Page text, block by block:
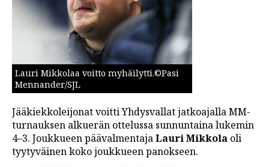
Lauri Mikkolaa voitto myhäilytti.©Pasi
Mennander/SJL
Jääkiekkoleijonat voitti Yhdysvallat jatkoajalla MM-
turnauksen alkuerän ottelussa sunnuntaina lukemin
4–3. Joukkueen päävalmentajaLauri Mikkola oli
tyytyväinen koko joukkueen panokseen.
VIDEOT
PODCASTIT
KOLUMNIT